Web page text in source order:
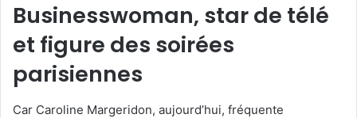
Businesswoman, star de télé
et figure des soirées
parisiennes
Car Caroline Margeridon, aujourd’hui, fréquente